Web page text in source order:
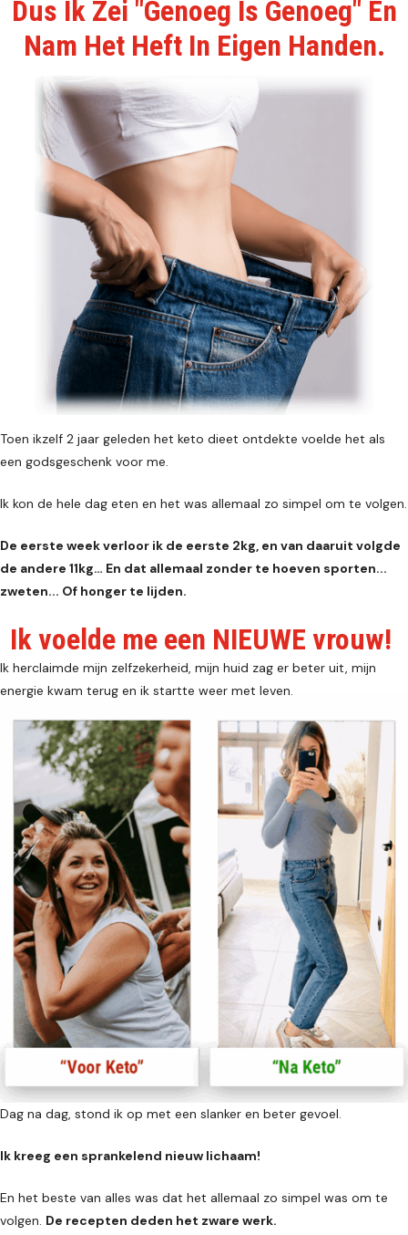
Dus Ik Zei "Genoeg Is Genoeg" En
Nam Het Heft In Eigen Handen.
Toen ikzelf 2 jaar geleden het keto dieet ontdekte voelde het als
een godsgeschenk voor me.
Ik kon de hele dag eten en het was allemaal zo simpel om te volgen.
De eerste week verloor ik de eerste 2kg, en van daaruit volgde
de andere 11kg… En dat allemaal zonder te hoeven sporten...
zweten... Of honger te lijden.
Ik voelde me een NIEUWE vrouw!
Ik herclaimde mijn zelfzekerheid, mijn huid zag er beter uit, mijn
energie kwam terug en ik startte weer met leven.
Dag na dag, stond ik op met een slanker en beter gevoel.
Ik kreeg een sprankelend nieuw lichaam!
En het beste van alles was dat het allemaal zo simpel was om te
volgen. De recepten deden het zware werk.